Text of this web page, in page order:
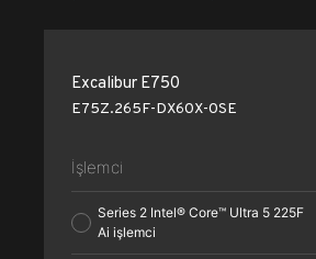
Excalibur E750
E75Z.265F-DX60X-0SE
İşlemci
Series 2 Intel® Core™ Ultra 5 225F
Ai işlemci